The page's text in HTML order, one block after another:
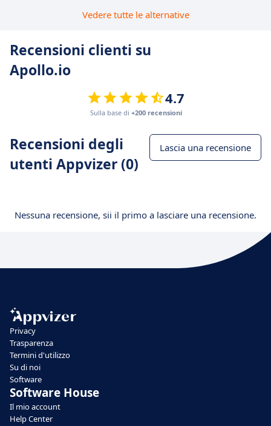
Vedere tutte le alternative
Recensioni clienti su
Apollo.io
4.7
Sulla base di +200 recensioni
Recensioni degli
utenti Appvizer (0)
Lascia una recensione
Nessuna recensione, sii il primo a lasciare una recensione.
Privacy
Trasparenza
Termini d'utilizzo
Su di noi
Software
Software House
Il mio account
Help Center